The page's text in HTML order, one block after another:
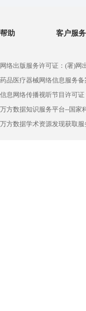
帮助 客户服务
网络出版服务许可证：(署)网
药品医疗器械网络信息服务
信息网络传播视听节目许可
万方数据知识服务平台--国家
万方数据学术资源发现获取